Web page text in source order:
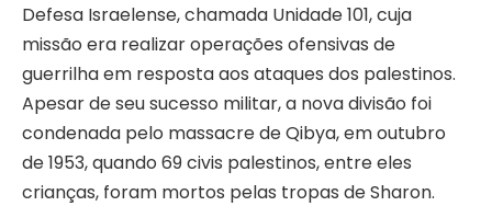
Defesa Israelense, chamada Unidade 101, cuja
missão era realizar operações ofensivas de
guerrilha em resposta aos ataques dos palestinos.
Apesar de seu sucesso militar, a nova divisão foi
condenada pelo massacre de Qibya, em outubro
de 1953, quando 69 civis palestinos, entre eles
crianças, foram mortos pelas tropas de Sharon.